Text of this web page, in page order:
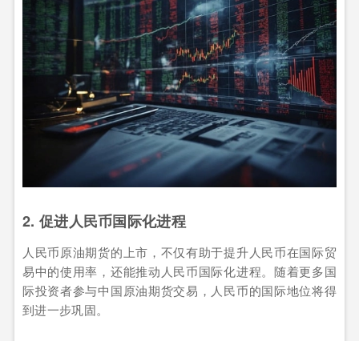
2. 促进人民币国际化进程
人民币原油期货的上市，不仅有助于提升人民币在国际贸
易中的使用率，还能推动人民币国际化进程。随着更多国
际投资者参与中国原油期货交易，人民币的国际地位将得
到进一步巩固。